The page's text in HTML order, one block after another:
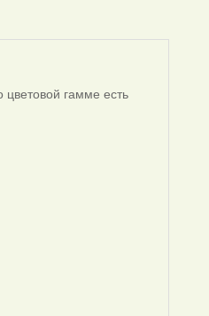
гамме есть